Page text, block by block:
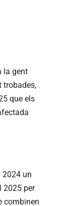
la gent
trobades,
que els
2024 un
2025 per
combinen